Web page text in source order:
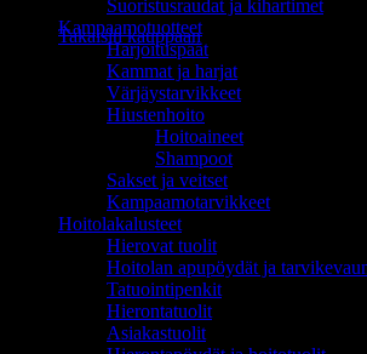
Takaisin kauppaan
Suoristusraudat ja kihartimet
Kampaamotuotteet
Harjoituspäät
Kammat ja harjat
Värjäystarvikkeet
Hiustenhoito
Hoitoaineet
Shampoot
Sakset ja veitset
Kampaamotarvikkeet
Hoitolakalusteet
Hierovat tuolit
Hoitolan apupöydät ja
Tatuointipenkit
Hierontatuolit
Asiakastuolit